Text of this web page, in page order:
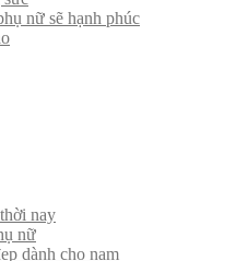
nữ sẽ hạnh phúc
nay
nữ
dành cho nam